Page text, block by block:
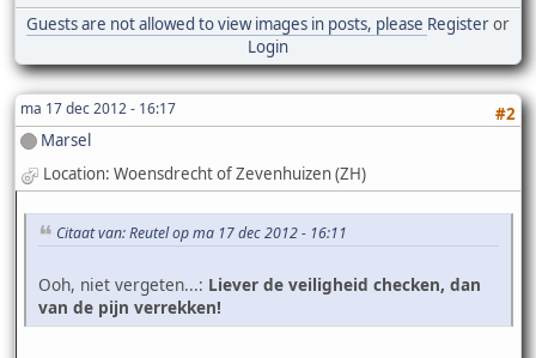
Guests are not allowed to view images in posts, please Registeror
Login
ma 17 dec 2012 - 16:17
#2
Marsel
Location: Woensdrecht of Zevenhuizen (ZH)
Citaat van: Reutel op ma 17 dec 2012 - 16:11
Ooh, niet vergeten...: Liever de veiligheid checken, dan
van de pijn verrekken!